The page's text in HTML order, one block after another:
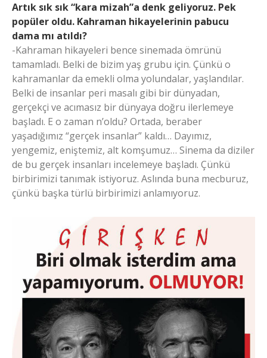
Artık sık sık “kara mizah”a denk geliyoruz. Pek
popüler oldu. Kahraman hikayelerinin pabucu
dama mı atıldı?
-Kahraman hikayeleri bence sinemada ömrünü
tamamladı. Belki de bizim yaş grubu için. Çünkü o
kahramanlar da emekli olma yolundalar, yaşlandılar.
Belki de insanlar peri masalı gibi bir dünyadan,
gerçekçi ve acımasız bir dünyaya doğru ilerlemeye
başladı. E o zaman n’oldu? Ortada, beraber
yaşadığımız “gerçek insanlar” kaldı… Dayımız,
yengemiz, eniştemiz, alt komşumuz… Sinema da diziler
de bu gerçek insanları incelemeye başladı. Çünkü
birbirimizi tanımak istiyoruz. Aslında buna mecburuz,
çünkü başka türlü birbirimizi anlamıyoruz.